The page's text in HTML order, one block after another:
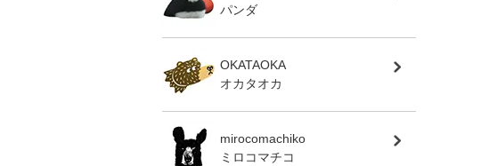
パンダ
OKATAOKA
オカタオカ
mirocomachiko
ミロコマチコ